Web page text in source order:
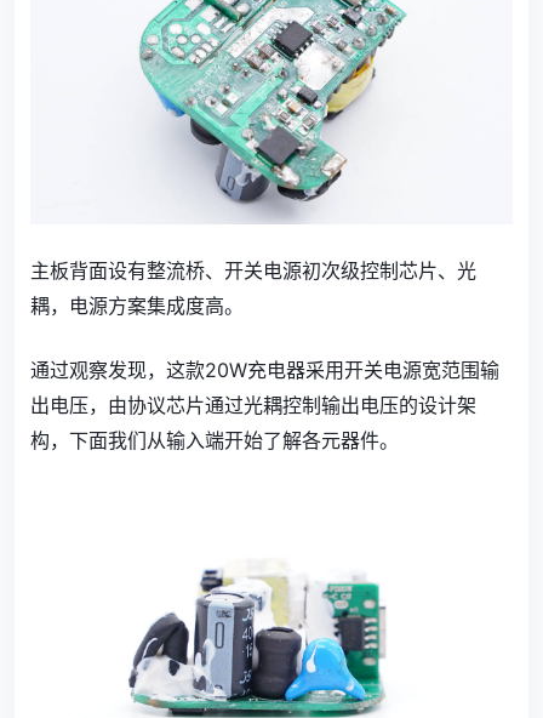
主板背面设有整流桥、开关电源初次级控制芯片、光
耦，电源方案集成度高。
通过观察发现，这款20W充电器采用开关电源宽范围输
出电压，由协议芯片通过光耦控制输出电压的设计架
构，下面我们从输入端开始了解各元器件。